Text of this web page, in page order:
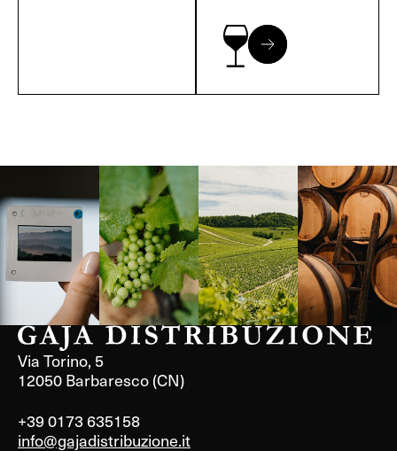
Borgogna,
Francia
Borgogna,
Francia
Instagram
Via Torino, 5
12050 Barbaresco (CN)
+39 0173 635158
info@gajadistribuzione.it